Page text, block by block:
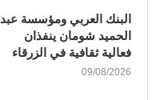
البنك العربي ومؤسسة عبد
الحميد شومان ينفذان
فعالية ثقافية في الزرقاء
09/08/2026